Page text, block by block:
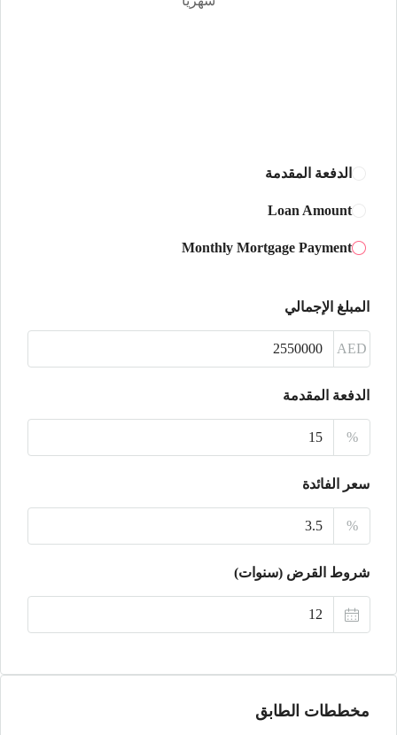
أغسطس
20
21
الدفعة المقدمة
Loan Amount
Monthly Mortgage Payment
المبلغ الإجمالي
AED
الدفعة المقدمة
%
سعر الفائدة
%
شروط القرض (سنوات)
مخططات الطابق